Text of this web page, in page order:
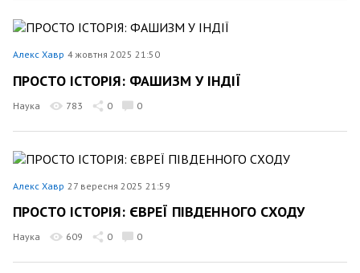
Алекс Хавр 4 жовтня 2025 21:50
ПРОСТО ІСТОРІЯ: ФАШИЗМ У ІНДІЇ
Наука 783 0 0
Алекс Хавр 27 вересня 2025 21:59
ПРОСТО ІСТОРІЯ: ЄВРЕЇ ПІВДЕННОГО СХОДУ
Наука 609 0 0